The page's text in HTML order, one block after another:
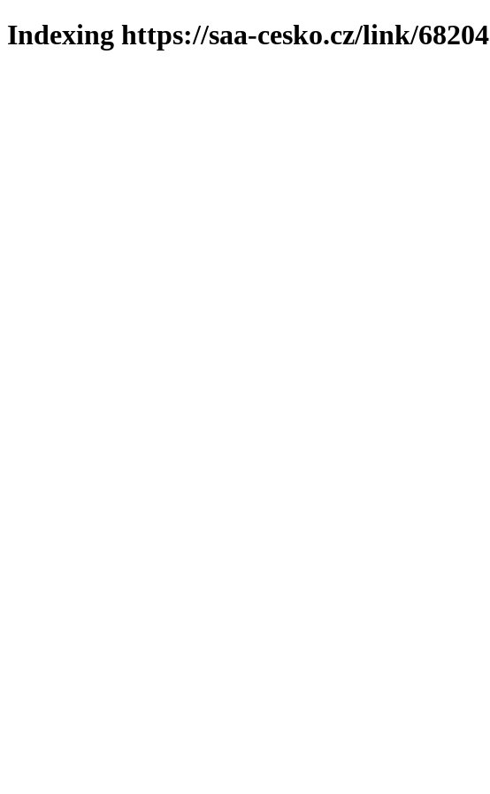
Indexing https://saa-cesko.cz/link/68204